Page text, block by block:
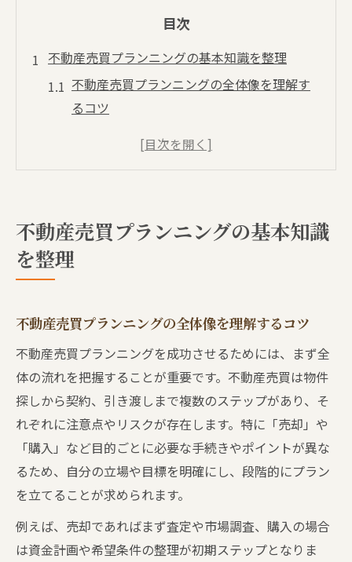
目次
不動産売買プランニングの基本知識を整理
不動産売買プランニングの全体像を理解す
るコツ
不動産売買で押さえるべき基礎用語と意味
ント
安心取引へ導く不動産売買の流れとは
売主・買主双方の視点で見る不動産売買の
不動産売買プロセスで大切な確認事項まと
め
不動産売買の流れで失敗しないための注意
点
取引アンケートを出さない場合の影響と対
策
成功への鍵となる事前準備と情報収集
不動産売買で事前準備が重要な理由と手順
不動産売買プランニングの基本知識
を整理
不動産売買プランニングの全体像を理解するコツ
不動産売買プランニングを成功させるためには、まず全
体の流れを把握することが重要です。不動産売買は物件
探しから契約、引き渡しまで複数のステップがあり、そ
れぞれに注意点やリスクが存在します。特に「売却」や
「購入」など目的ごとに必要な手続きやポイントが異な
るため、自分の立場や目標を明確にし、段階的にプラン
を立てることが求められます。
例えば、売却であればまず査定や市場調査、購入の場合
は資金計画や希望条件の整理が初期ステップとなりま